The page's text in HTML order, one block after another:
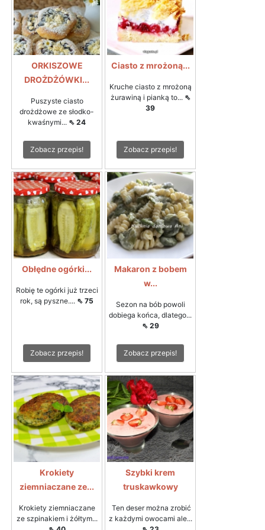
ORKISZOWE
DROŻDŻÓWKI...
Puszyste ciasto
drożdżowe ze słodko-
kwaśnymi... ⇖ 24
Zobacz przepis!
Ciasto z mrożoną...
Kruche ciasto z mrożoną
żurawiną i pianką to... ⇖
39
Zobacz przepis!
Obłędne ogórki...
Robię te ogórki już trzeci
rok, są pyszne.... ⇖ 75
Zobacz przepis!
Makaron z bobem
w...
Sezon na bób powoli
dobiega końca, dlatego...
⇖ 29
Zobacz przepis!
Krokiety
ziemniaczane ze...
Krokiety ziemniaczane
ze szpinakiem i żółtym...
Szybki krem
truskawkowy
Ten deser można zrobić
z każdymi owocami ale...